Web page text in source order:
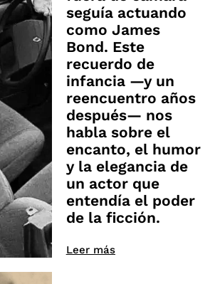
seguía actuando
como James
Bond. Este
recuerdo de
infancia —y un
reencuentro años
después— nos
habla sobre el
encanto, el humor
y la elegancia de
un actor que
entendía el poder
de la ficción.
Leer más